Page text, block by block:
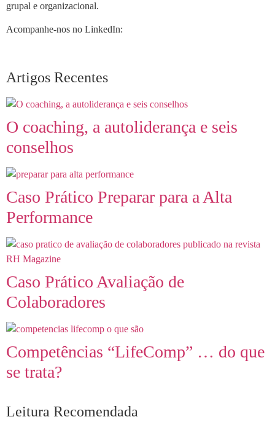
grupal e organizacional.
Acompanhe-nos no LinkedIn:
Artigos Recentes
O coaching, a autoliderança e seis
conselhos
Caso Prático Preparar para a Alta
Performance
Caso Prático Avaliação de
Colaboradores
Competências “LifeComp” … do que
se trata?
Leitura Recomendada